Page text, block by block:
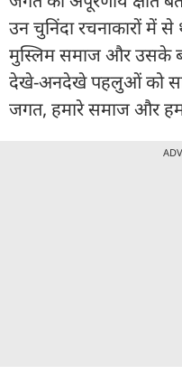
उन चुनिंदा रचनाकारों में
मुस्लिम समाज और उसके
देखे-अनदेखे पहलुओं को
जगत, हमारे समाज और